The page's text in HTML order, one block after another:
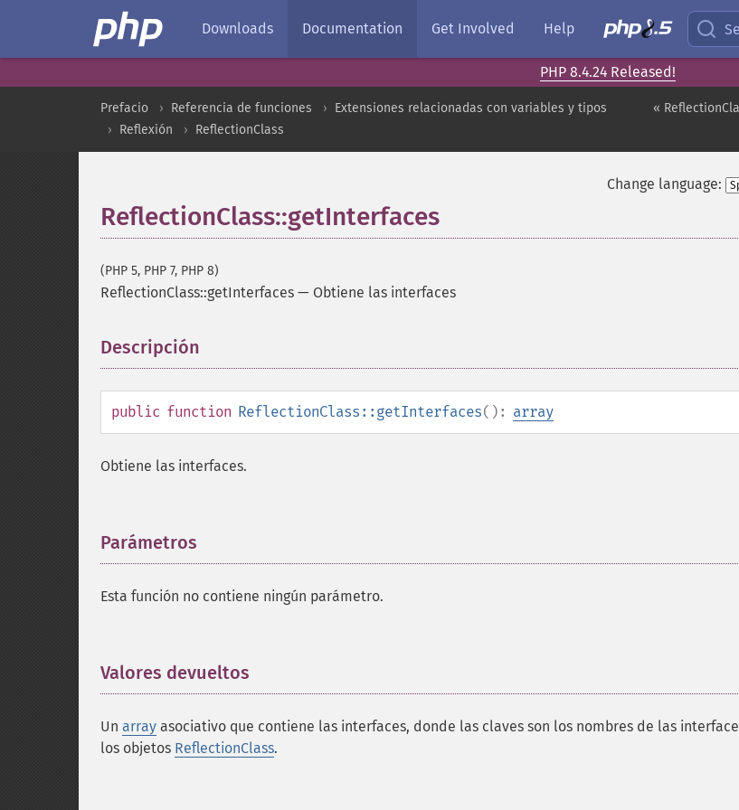
Downloads Documentation Get Involved Help
PHP 8.4.24 Released!
«
Prefacio Referencia de funciones
Extensiones relacionadas con variables y tipos
Reflexión
ReflectionClass
Change language:
ReflectionClass::getInterfaces
(PHP 5, PHP 7, PHP 8)
ReflectionClass::getInterfaces — Obtiene las interfaces
Descripción
public function ReflectionClass::getInterfaces(): array
Obtiene las interfaces.
Parámetros
Esta función no contiene ningún parámetro.
Valores devueltos
Un array asociativo que contiene las interfaces, donde las claves son los nombres de las
los objetos ReflectionClass.